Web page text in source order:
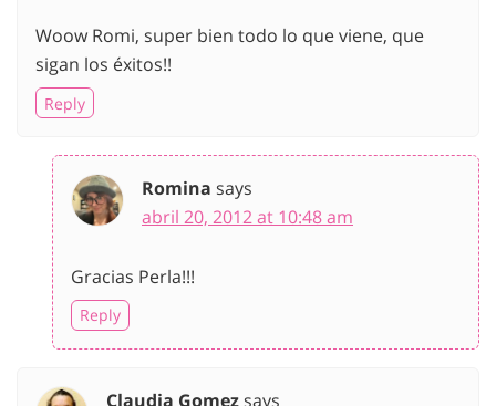
Woow Romi, super bien todo lo que viene, que
sigan los éxitos!!
Reply
Romina says
abril 20, 2012 at 10:48 am
Gracias Perla!!!
Reply
Claudia Gomezsays